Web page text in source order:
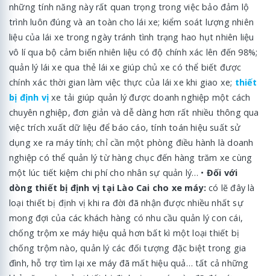
những tính năng này rất quan trọng trong việc bảo đảm lộ
trình luôn đúng và an toàn cho lái xe; kiểm soát lượng nhiên
liệu của lái xe trong ngày tránh tình trạng hao hụt nhiên liệu
vô lí qua bộ cảm biến nhiên liệu có độ chính xác lên đến 98%;
quản lý lái xe qua thẻ lái xe giúp chủ xe có thể biết được
chính xác thời gian làm việc thực của lái xe khi giao xe; thiết
bị định vị xe tải giúp quản lý được doanh nghiệp một cách
chuyên nghiệp, đơn giản và dễ dàng hơn rất nhiều thông qua
việc trích xuất dữ liệu để báo cáo, tính toán hiệu suất sử
dụng xe ra máy tính; chỉ cần một phòng điều hành là doanh
nghiệp có thể quản lý từ hàng chục đến hàng trăm xe cùng
một lúc tiết kiệm chi phí cho nhân sự quản lý… • Đối với
dòng thiết bị định vị tại Lào Cai cho xe máy: có lẽ đây là
loại thiết bị định vị khi ra đời đã nhận được nhiều nhất sự
mong đợi của các khách hàng có nhu cầu quản lý con cái,
chống trộm xe máy hiệu quả hơn bất kì một loại thiết bị
chống trộm nào, quản lý các đối tượng đặc biệt trong gia
đình, hỗ trợ tìm lại xe máy đã mất hiệu quả… tất cả những